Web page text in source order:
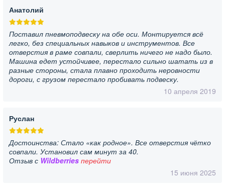
Анатолий
Поставил пневмоподвеску на обе оси. Монтируется всё
легко, без специальных навыков и инструментов. Все
отверстия в раме совпали, сверлить ничего не надо было.
Машина едет устойчивее, перестало сильно шатать из в
разные стороны, стала плавно проходить неровности
дороги, с грузом перестало пробивать подвеску.
10 апреля 2019
Руслан
Достоинства: Стало «как родное». Все отверстия чётко
совпали. Установил сам минут за 40.
Отзыв с Wildberries перейти
15 июня 2025